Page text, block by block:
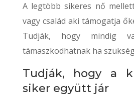
A legtöbb sikeres nő
vagy család aki támogatja
Tudják, hogy mindig
támaszkodhatnak ha
Tudják, hogy a
siker együtt jár